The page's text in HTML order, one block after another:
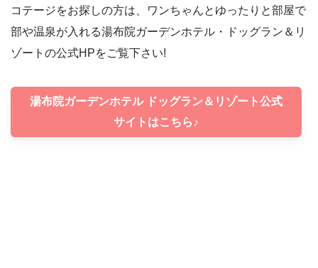
コテージをお探しの方は、ワンちゃんとゆったりと部屋で
部や温泉が入れる湯布院ガーデンホテル・ドッグラン＆リ
ゾートの公式HPをご覧下さい!
湯布院ガーデンホテル ドッグラン＆リゾート公式
サイトはこちら♪